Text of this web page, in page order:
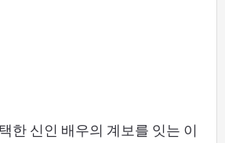
한 신인 배우의 계보를 잇는 이